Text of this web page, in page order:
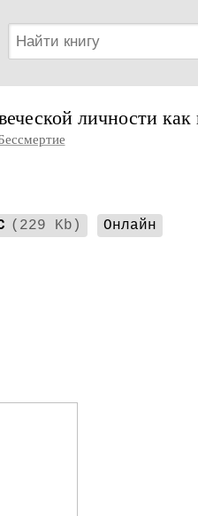
личности
(229 Kb) Онлайн